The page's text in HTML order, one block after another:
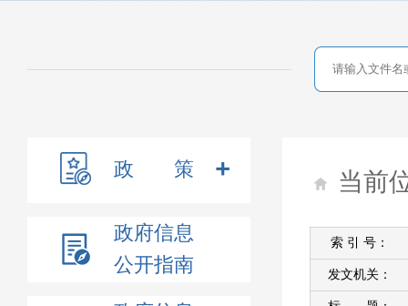
政 策
政府信息
公开指南
当前
索 引 号：
发文机关：